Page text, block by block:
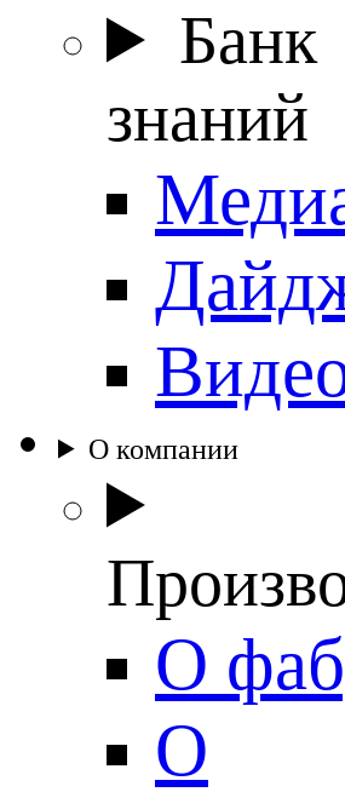
Банк
знаний
О компании
О
О